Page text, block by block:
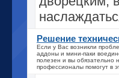
Решение
Если у Вас возникли
аддоны и мини-паки
полезен и вы обязательно
профессионалы помогут в